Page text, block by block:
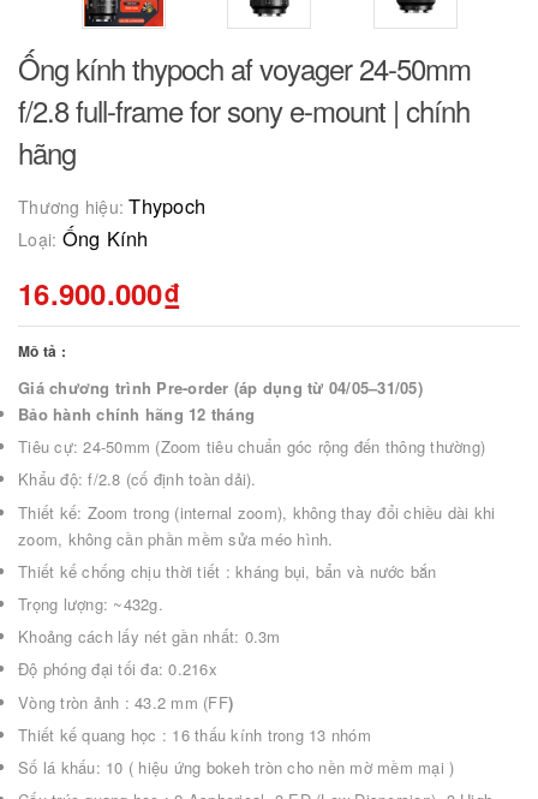
Ống kính thypoch af voyager 24-50mm
f/2.8 full-frame for sony e-mount | chính
hãng
Thương hiệu:Thypoch
Loại: Ống Kính
16.900.000₫
Mô tả :
Giá chương trình Pre-order (áp dụng từ 04/05–31/05)
Bảo hành chính hãng 12 tháng
Tiêu cự: 24-50mm (Zoom tiêu chuẩn góc rộng đến thông thường)
Khẩu độ: f/2.8 (cố định toàn dải).
Thiết kế: Zoom trong (internal zoom), không thay đổi chiều dài khi
zoom, không cần phần mềm sửa méo hình.
Thiết kế chống chịu thời tiết : kháng bụi, bẩn và nước bắn
Trọng lượng: ~432g.
Khoảng cách lấy nét gần nhất: 0.3m
Độ phóng đại tối đa: 0.216x
Vòng tròn ảnh : 43.2 mm (FF)
Thiết kế quang học : 16 thấu kính trong 13 nhóm
Số lá khấu: 10 ( hiệu ứng bokeh tròn cho nền mờ mềm mại )